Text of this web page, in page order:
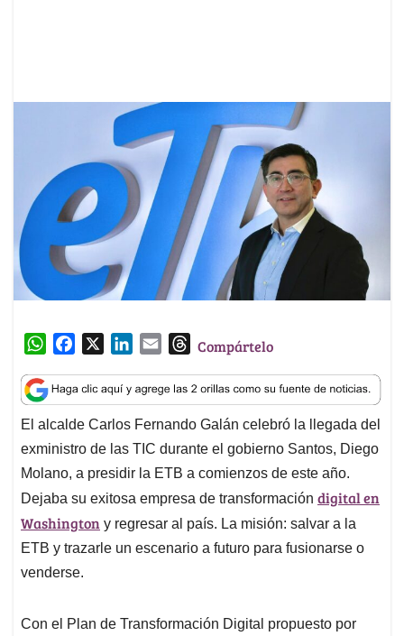
W
a
t
s
A
p
p
c
e
b
o
o
k
n
k
e
d
I
n
a
i
l
T
r
e
a
d
s
Compártelo
El alcalde Carlos Fernando Galán celebró la llegada del
exministro de las TIC durante el gobierno Santos, Diego
Molano, a presidir la ETB a comienzos de este año.
Dejaba su exitosa empresa de transformación digital en
Washington y regresar al país. La misión: salvar a la
ETB y trazarle un escenario a futuro para fusionarse o
venderse.
Con el Plan de Transformación Digital propuesto por